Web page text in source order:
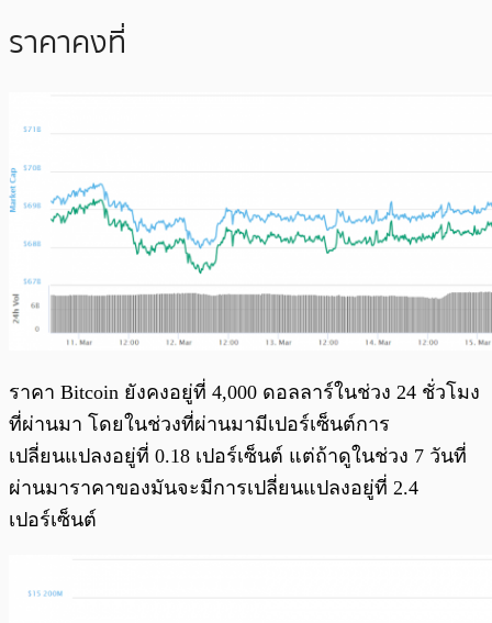
ราคาคงที่
ราคา Bitcoin ยังคงอยู่ที่ 4,000 ดอลลาร์ในช่วง 24 ชั่วโมง
ที่ผ่านมา โดยในช่วงที่ผ่านมามีเปอร์เซ็นต์การ
เปลี่ยนแปลงอยู่ที่ 0.18 เปอร์เซ็นต์ แต่ถ้าดูในช่วง 7 วันที่
ผ่านมาราคาของมันจะมีการเปลี่ยนแปลงอยู่ที่ 2.4
เปอร์เซ็นต์